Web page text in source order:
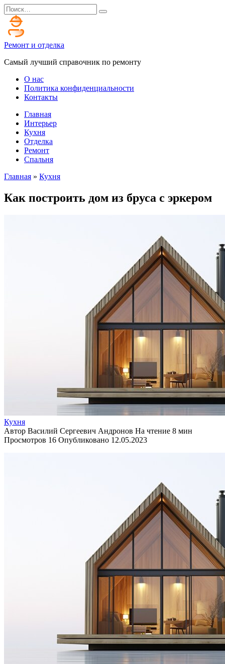
Перейти
к
содержанию
Search
for:
Ремонт и отделка
Самый лучший справочник по ремонту
О нас
Политика конфиденциальности
Контакты
Главная
Интерьер
Кухня
Отделка
Ремонт
Спальня
Главная » Кухня
Как построить дом из бруса с эркером
Кухня
Автор Василий Сергеевич Андронов На чтение 8 мин
Просмотров 16 Опубликовано 12.05.2023